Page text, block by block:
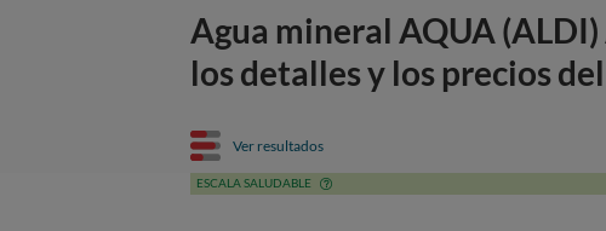
Agua mineral AQUA
los detalles y los precios
Ver resultados
ESCALA SALUDABLE